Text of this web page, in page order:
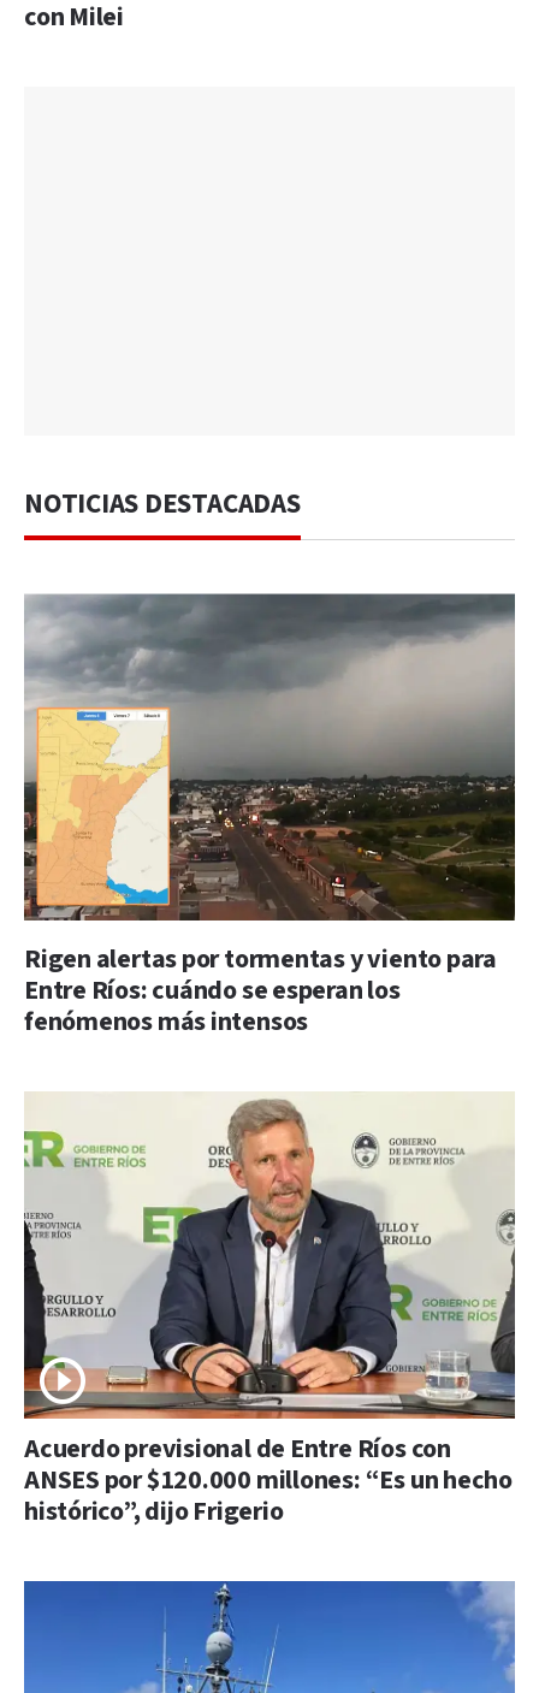
con Milei
NOTICIAS DESTACADAS
Rigen alertas por tormentas y viento para
Entre Ríos: cuándo se esperan los
fenómenos más intensos
Acuerdo previsional de Entre Ríos con
ANSES por $120.000 millones: “Es un hecho
histórico”, dijo Frigerio